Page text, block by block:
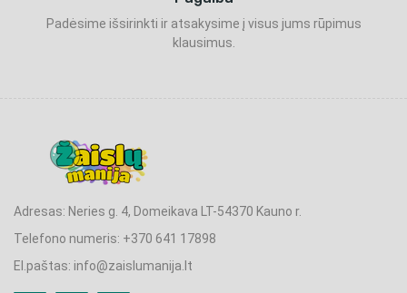
Padėsime išsirinkti ir atsakysime į visus jums rūpimus
klausimus.
Adresas: Neries g. 4, Domeikava LT-54370 Kauno r.
Telefono numeris: +370 641 17898
El.paštas: info@zaislumanija.lt